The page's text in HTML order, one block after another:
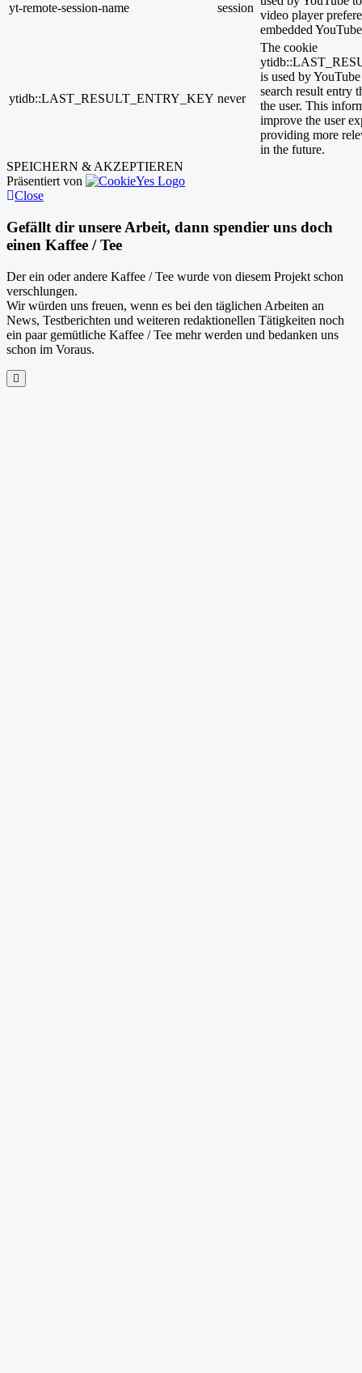
yt-remote-session-name session
video player
embedded
ytidb::LAST_RESULT_ENTRY_KEY never
The cookie
is used by
search result entry
the user. This
improve the user
providing more
in the future.
SPEICHERN & AKZEPTIEREN
Präsentiert von
Close
Gefällt dir unsere Arbeit, dann spendier uns doch
einen Kaffee / Tee
Der ein oder andere Kaffee / Tee wurde von diesem Projekt schon
verschlungen.
Wir würden uns freuen, wenn es bei den täglichen Arbeiten an
News, Testberichten und weiteren redaktionellen Tätigkeiten noch
ein paar gemütliche Kaffee / Tee mehr werden und bedanken uns
schon im Voraus.